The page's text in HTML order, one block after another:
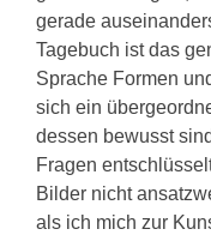
gerade
Tagebuch ist das
Sprache Formen
sich ein
dessen bewusst
Fragen
Bilder nicht
als ich mich zur